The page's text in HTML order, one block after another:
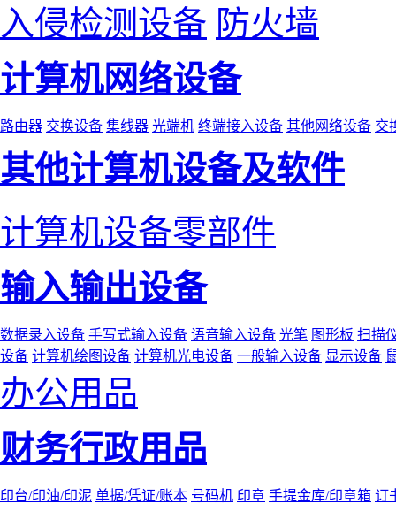
入侵检测设备 防火墙
计算机网络设备
路由器 交换设备 集线器 光端机 终端接入设备 其他网络设备 交
其他计算机设备及软件
计算机设备零部件
输入输出设备
数据录入设备 手写式输入设备 语音输入设备 光笔 图形板 扫描
设备 计算机绘图设备 计算机光电设备 一般输入设备 显示设备
办公用品
财务行政用品
印台/印油/印泥 单据/凭证/账本 号码机 印章 手提金库/印章箱 订